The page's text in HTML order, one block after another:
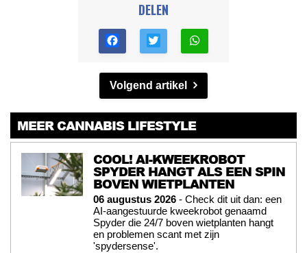
DELEN
Volgend artikel
MEER CANNABIS LIFESTYLE
COOL! AI-KWEEKROBOT
SPYDER HANGT ALS EEN SPIN
BOVEN WIETPLANTEN
06 augustus 2026 - Check dit uit dan: een
AI-aangestuurde kweekrobot genaamd
Spyder die 24/7 boven wietplanten hangt
en problemen scant met zijn
'spydersense'.